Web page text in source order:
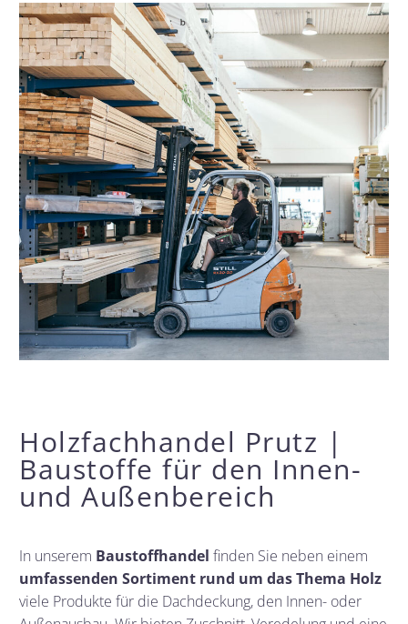
Holzfachhandel Prutz |
Baustoffe für den Innen-
und Außenbereich
In unserem Baustoffhandel finden Sie neben einem
umfassenden Sortiment rund um das Thema Holz
viele Produkte für die Dachdeckung, den Innen- oder